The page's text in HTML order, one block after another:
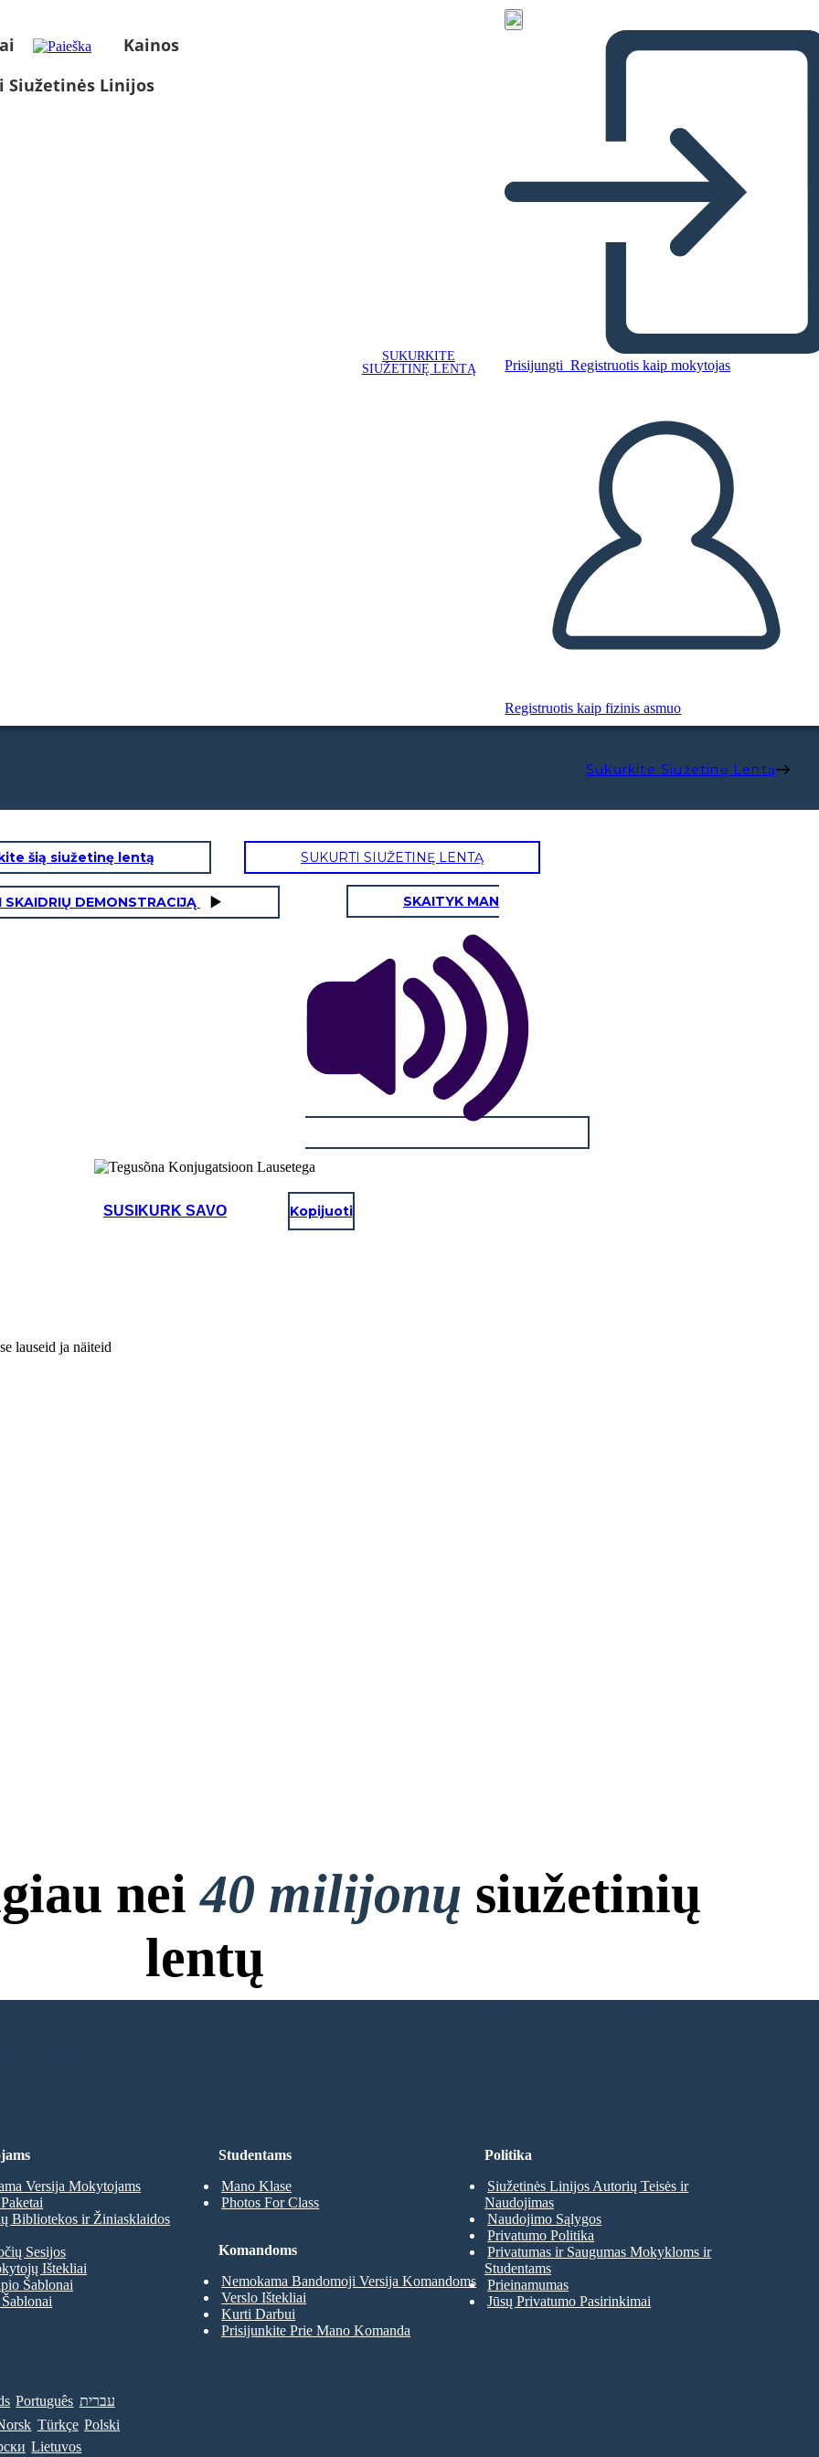
Kainos
Siužetinės Linijos
SUKURKITE
SIUŽETINĘ LENTĄ
Prisijungti Registruotis kaip mokytojas
Registruotis kaip fizinis asmuo
Sukurkite Siužetinę Lentą
šią siužetinę lentą SUKURTI SIUŽETINĘ LENTĄ
SKAIDRIŲ DEMONSTRACIJĄ SKAITYK MAN
SUSIKURK SAVO Kopijuoti
lauseid ja näiteid
nei40 milijonų siužetinių
lentų
Nereikia Kredito Kortelės ir Nereikia Prisijungti!
Studentams
Mano Klase
Photos For Class
Versija Mokytojams
Bibliotekos ir Žiniasklaidos
Sesijos
Ištekliai
Šablonai
Komandoms
Nemokama Bandomoji Versija Komandoms
Verslo Ištekliai
Kurti Darbui
Prisijunkite Prie Mano Komanda
Politika
Siužetinės Linijos Autorių Teisės ir
Naudojimas
Naudojimo Sąlygos
Privatumo Politika
Privatumas ir Saugumas Mokykloms ir
Studentams
Prieinamumas
Jūsų Privatumo Pasirinkimai
Português עברית
Türkçe Polski
Lietuvos